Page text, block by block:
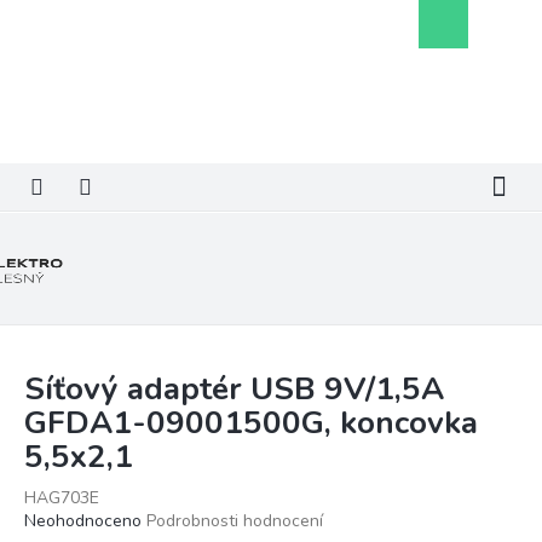
košík
Síťový adaptér USB 9V/1,5A
GFDA1-09001500G, koncovka
5,5x2,1
HAG703E
Průměrné
Neohodnoceno Podrobnosti hodnocení